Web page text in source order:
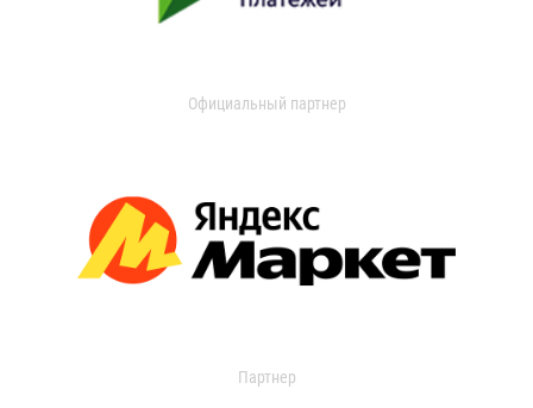
Официальный партнер
Партнер